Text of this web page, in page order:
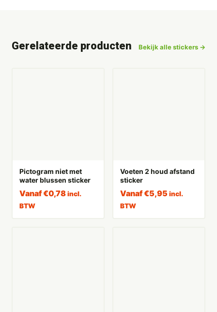
Gerelateerde producten Bekijk alle stickers →
Pictogram niet met
water blussen sticker
Vanaf€0,78 incl.
BTW
Voeten 2 houd afstand
sticker
Vanaf€5,95 incl.
BTW